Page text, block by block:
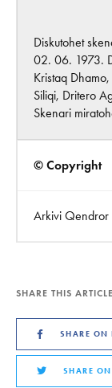
Diskutohet
02. 06. 1973.
Kristaq
Siliqi, Dritero
Skenari
© Copyright
Arkivi Qendror
SHARE THIS ARTICLE
SHARE ON
SHARE